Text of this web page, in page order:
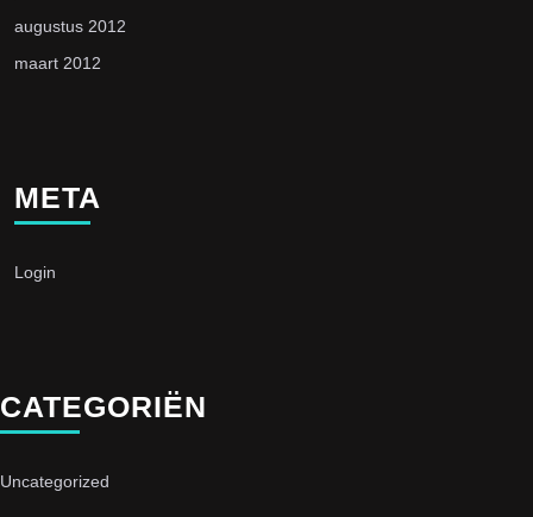
augustus 2012
maart 2012
META
Login
CATEGORIËN
Uncategorized